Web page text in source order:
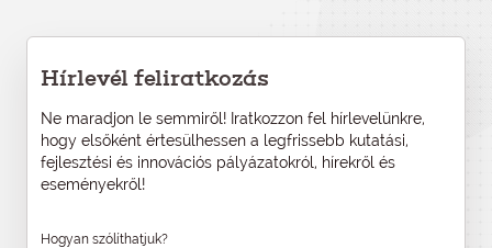
Hírlevél feliratkozás
Ne maradjon le semmiről! Iratkozzon fel hírlevelünkre,
hogy elsőként értesülhessen a legfrissebb kutatási,
fejlesztési és innovációs pályázatokról, hírekről és
eseményekről!
Hogyan szólíthatjuk?